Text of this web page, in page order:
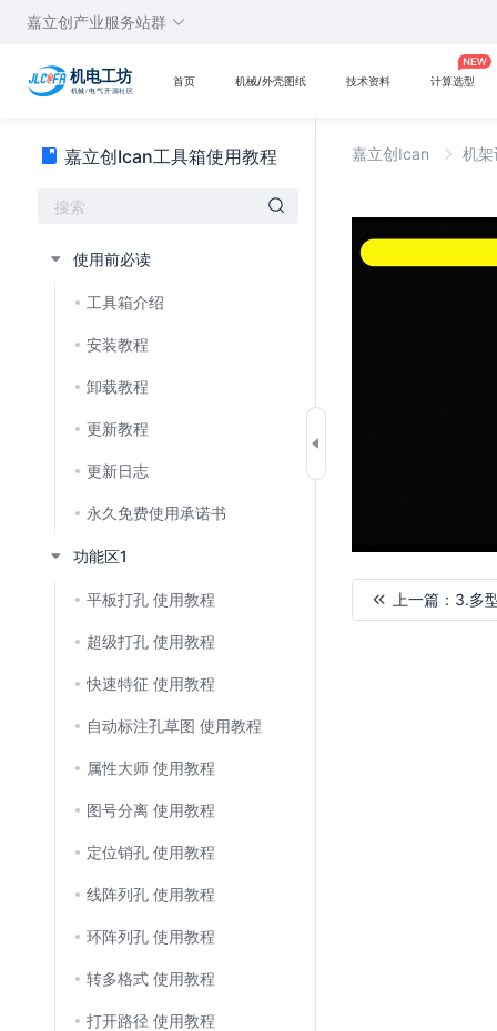
嘉立创产业服务站群
首页 机械/外壳图纸 技术资料 计算选型
嘉立创Ican工具箱使用教程
使用前必读
工具箱介绍
安装教程
卸载教程
更新教程
更新日志
永久免费使用承诺书
功能区1
平板打孔 使用教程
超级打孔 使用教程
快速特征 使用教程
自动标注孔草图 使用教程
属性大师 使用教程
图号分离 使用教程
定位销孔 使用教程
线阵列孔 使用教程
环阵列孔 使用教程
转多格式 使用教程
打开路径 使用教程
嘉立创Ican 机
上一篇： 3.多